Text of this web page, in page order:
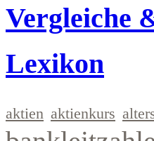
Vergleiche
Lexikon
aktien aktienkurs